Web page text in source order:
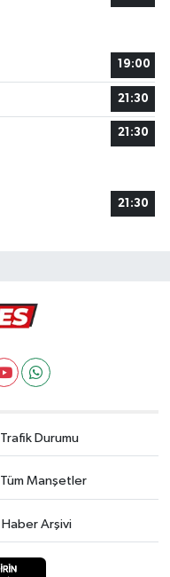
19:00
21:30
21:30
21:30
Trafik Durumu
Tüm Manşetler
Haber Arşivi